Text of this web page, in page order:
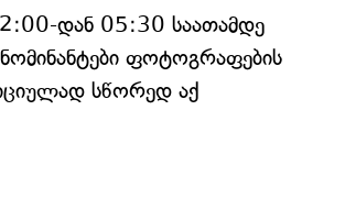
დან 05:30 საათამდე
ფოტოგრაფების
სწორედ აქ